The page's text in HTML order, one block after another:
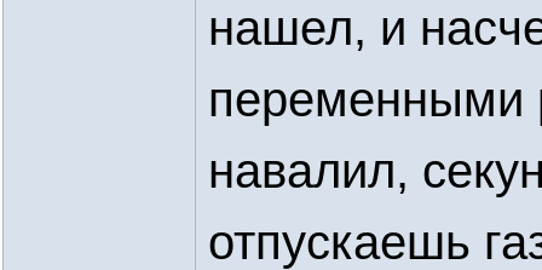
нашел, и
переменными
навалил,
отпускаешь